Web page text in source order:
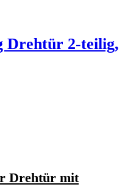
Drehtür 2-teilig,
Drehtür mit